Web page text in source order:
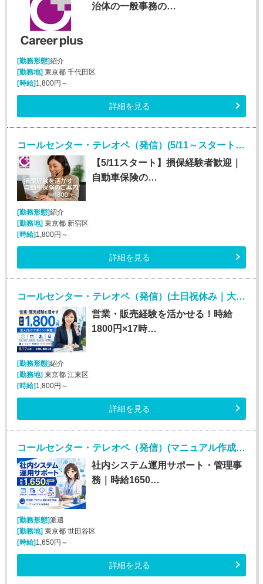
治体の一般事務の…
[勤務形態]紹介
[勤務地]東京都 千代田区
[時給]1,800円～
詳細を見る
コールセンター・テレオペ（発信）(5/11～スタート！安定して長期で働ける！)
【5/11スタート】損保経験者歓迎｜
自動車保険の…
[勤務形態]紹介
[勤務地]東京都 新宿区
[時給]1,800円～
詳細を見る
コールセンター・テレオペ（発信）(土日祝休み｜大手損保のインサイドセールス業務)
営業・販売経験を活かせる！時給
1800円×17時…
[勤務形態]紹介
[勤務地]東京都 江東区
[時給]1,800円～
詳細を見る
コールセンター・テレオペ（発信）(マニュアル作成*研修担当業務*一般事務*週5日*高時給)
社内システム運用サポート・管理事
務｜時給1650…
[勤務形態]派遣
[勤務地] 東京都 世田谷区
[時給] 1,650円～
詳細を見る